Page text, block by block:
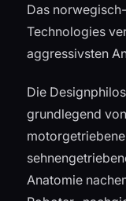
Das
Technologies
aggressivsten
Die
grundlegend
Anatomie